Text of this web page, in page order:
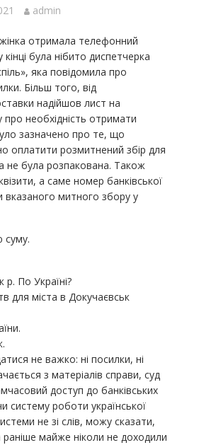
admin
отримала телефонний
була нібито диспетчерка
яка повідомила про
Більш того, від
надійшов лист на
необхідність отримати
зазначено про те, що
оплатити розмитнений збір для
не була розпакована. Також
а саме номер банківської
вказаного митного збору у
суму.
По Україні?
для міста в Докучаєвськ
не важко: ні посилки, ні
з матеріалів справи, суд
доступ до банківських
систему роботи української
не зі слів, можу сказати,
раніше майже ніколи не доходили